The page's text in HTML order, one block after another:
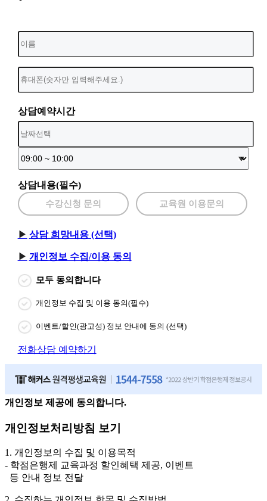
상담예약시간
상담내용(필수)
수강신청 문의 교육원 이용문의
상담 희망내용 (선택)
개인정보 수집/이용 동의
모두 동의합니다
개인정보 수집 및 이용 동의(필수)
이벤트/할인(광고성) 정보 안내에 동의 (선택)
전화상담 예약하기
개인정보 제공에 동의합니다.
개인정보처리방침 보기
1. 개인정보의 수집 및 이용목적
- 학점은행제 교육과정 할인혜택 제공, 이벤트
등 안내 정보 전달